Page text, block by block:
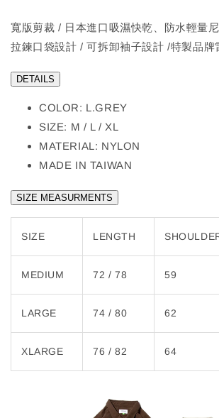
寬版剪裁 / 日本進口吸濕快乾、防水輕量
拉鍊口袋設計 / 可拆卸袖子設計 /特製品牌
DETAILS
COLOR: L.GREY
SIZE: M / L / XL
MATERIAL: NYLON
MADE IN TAIWAN
SIZE MEASURMENTS
SIZE LENGTH
MEDIUM 72 / 78 59
LARGE 74 / 80 62
XLARGE 76 / 82 64